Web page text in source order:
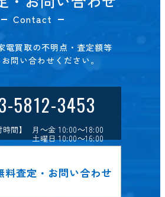
Contact
電買取の不明点・査定額等
問い合わせください。
5812-3453
時間】 月～金 10:00～18:00
土曜日 10:00～16:00
料査定・お問い合わせ